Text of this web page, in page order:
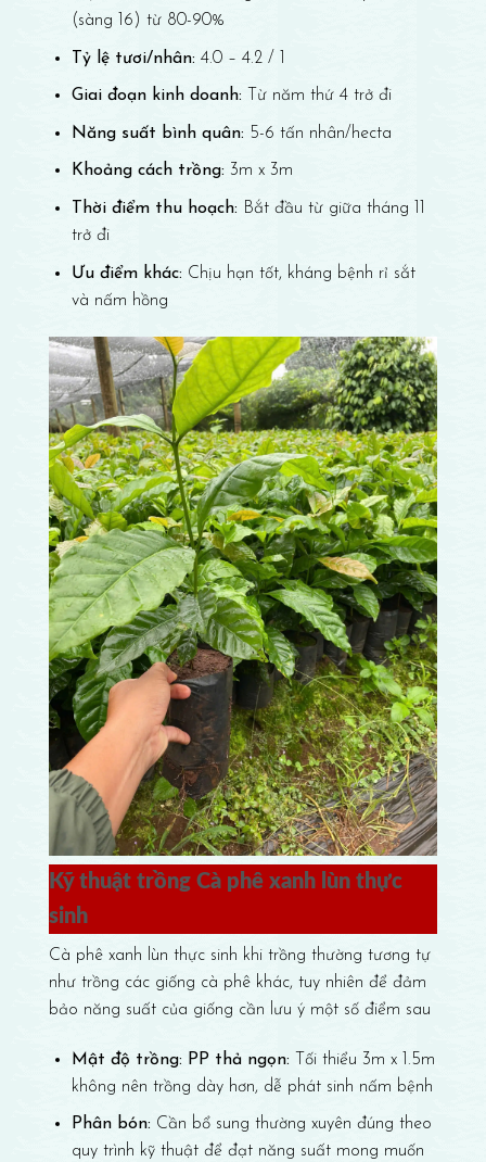
(sàng 16) từ 80-90%
Tỷ lệ tươi/nhân: 4.0 – 4.2 / 1
Giai đoạn kinh doanh: Từ năm thứ 4 trở đi
Năng suất bình quân: 5-6 tấn nhân/hecta
Khoảng cách trồng: 3m x 3m
Thời điểm thu hoạch: Bắt đầu từ giữa tháng 11
trở đi
Ưu điểm khác: Chịu hạn tốt, kháng bệnh rỉ sắt
và nấm hồng
Kỹ thuật trồng Cà phê xanh lùn thực
sinh
Cà phê xanh lùn thực sinh khi trồng thường tương tự
như trồng các giống cà phê khác, tuy nhiên để đảm
bảo năng suất của giống cần lưu ý một số điểm sau
Mật độ trồng: PP thả ngọn: Tối thiểu 3m x 1.5m
không nên trồng dày hơn, dễ phát sinh nấm bệnh
Phân bón: Cần bổ sung thường xuyên đúng theo
quy trình kỹ thuật để đạt năng suất mong muốn